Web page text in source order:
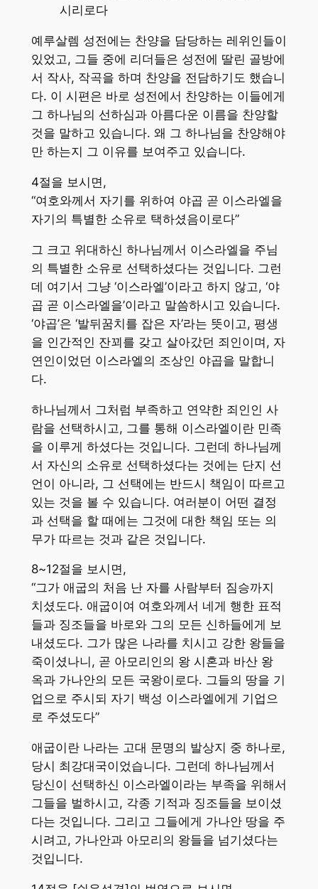
시리로다
예루살렘 성전에는 찬양을 담당하는 레위인들이
있었고, 그들 중에 리더들은 성전에 딸린 골방에
서 작사, 작곡을 하며 찬양을 전담하기도 했습니
다. 이 시편은 바로 성전에서 찬양하는 이들에게
그 하나님의 선하심과 아름다운 이름을 찬양할
것을 말하고 있습니다. 왜 그 하나님을 찬양해야
만 하는지 그 이유를 보여주고 있습니다.
4절을 보시면,
“여호와께서 자기를 위하여 야곱 곧 이스라엘을
자기의 특별한 소유로 택하셨음이로다”
그 크고 위대하신 하나님께서 이스라엘을 주님
의 특별한 소유로 선택하셨다는 것입니다. 그런
데 여기서 그냥 ‘이스라엘’이라고 하지 않고, ‘야
곱 곧 이스라엘을’이라고 말씀하시고 있습니다.
‘야곱’은 ‘발뒤꿈치를 잡은 자’라는 뜻이고, 평생
을 인간적인 잔꾀를 갖고 살아갔던 죄인이며, 자
연인이었던 이스라엘의 조상인 야곱을 말합니
다.
하나님께서 그처럼 부족하고 연약한 죄인인 사
람을 선택하시고, 그를 통해 이스라엘이란 민족
을 이루게 하셨다는 것입니다. 그런데 하나님께
서 자신의 소유로 선택하셨다는 것에는 단지 선
언이 아니라, 그 선택에는 반드시 책임이 따르고
있는 것을 볼 수 있습니다. 여러분이 어떤 결정
과 선택을 할 때에는 그것에 대한 책임 또는 의
무가 따르는 것과 같은 것입니다.
8~12절을 보시면,
“그가 애굽의 처음 난 자를 사람부터 짐승까지
치셨도다. 애굽이여 여호와께서 네게 행한 표적
들과 징조들을 바로와 그의 모든 신하들에게 보
내셨도다. 그가 많은 나라를 치시고 강한 왕들을
죽이셨나니, 곧 아모리인의 왕 시혼과 바산 왕
옥과 가나안의 모든 국왕이로다. 그들의 땅을 기
업으로 주시되 자기 백성 이스라엘에게 기업으
로 주셨도다”
애굽이란 나라는 고대 문명의 발상지 중 하나로,
당시 최강대국이었습니다. 그런데 하나님께서
당신이 선택하신 이스라엘이라는 부족을 위해서
그들을 벌하시고, 각종 기적과 징조들을 보이셨
다는 것입니다. 그리고 그들에게 가나안 땅을 주
시려고, 가나안과 아모리의 왕들을 넘기셨다는
것입니다.